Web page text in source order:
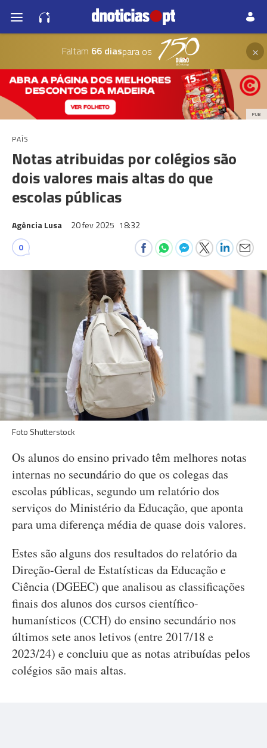
Faltam 66 diaspara os ×
PUB
PAÍS
Notas atribuidas por colégios são
dois valores mais altas do que
escolas públicas
Agência Lusa 20 fev 2025 18:32
0
Foto Shutterstock
Os alunos do ensino privado têm melhores notas
internas no secundário do que os colegas das
escolas públicas, segundo um relatório dos
serviços do Ministério da Educação, que aponta
para uma diferença média de quase dois valores.
Estes são alguns dos resultados do relatório da
Direção-Geral de Estatísticas da Educação e
Ciência (DGEEC) que analisou as classificações
finais dos alunos dos cursos científico-
humanísticos (CCH) do ensino secundário nos
últimos sete anos letivos (entre 2017/18 e
2023/24) e concluiu que as notas atribuídas pelos
colégios são mais altas.